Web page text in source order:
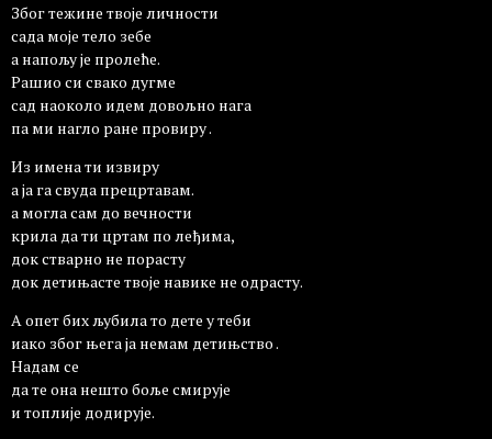
Због тежине твоје личности
сада моје тело зебе
а напољу је пролеће.
Рашио си свако дугме
сад наоколо идем довољно нага
па ми нагло ране провиру .
Из имена ти извиру
а ја га свуда прецртавам.
а могла сам до вечности
крила да ти цртам по леђима,
док стварно не порасту
док детињасте твоје навике не одрасту.
А опет бих љубила то дете у теби
иако због њега ја немам детињство .
Надам се
да те она нешто боље смирује
и топлије додирује.